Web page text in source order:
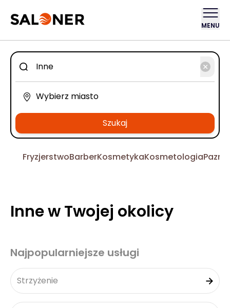
MENU
Szukaj
FryzjerstwoBarberKosmetykaKosmetologia
Inne w Twojej okolicy
Najpopularniejsze usługi
Strzyżenie